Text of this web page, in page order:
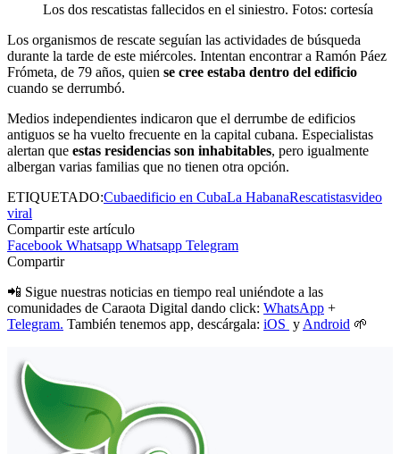
Los dos rescatistas fallecidos en el siniestro. Fotos: cortesía
Los organismos de rescate seguían las actividades de búsqueda
durante la tarde de este miércoles. Intentan encontrar a Ramón Páez
Frómeta, de 79 años, quien se cree estaba dentro del edificio
cuando se derrumbó.
Medios independientes indicaron que el derrumbe de edificios
antiguos se ha vuelto frecuente en la capital cubana. Especialistas
alertan que estas residencias son inhabitables, pero igualmente
albergan varias familias que no tienen otra opción.
ETIQUETADO:Cubaedificio en CubaLa HabanaRescatistasvideo
viral
Compartir este artículo
Facebook Whatsapp Whatsapp Telegram
Compartir
📲 Sigue nuestras noticias en tiempo real uniéndote a las
comunidades de Caraota Digital dando click: WhatsApp +
Telegram. También tenemos app, descárgala: iOS y Android 🌱